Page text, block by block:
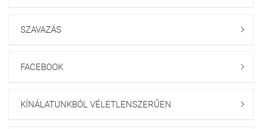
SZAVAZÁS 
FACEBOOK 
KÍNÁLATUNKBÓL VÉLETLENSZERŰEN 